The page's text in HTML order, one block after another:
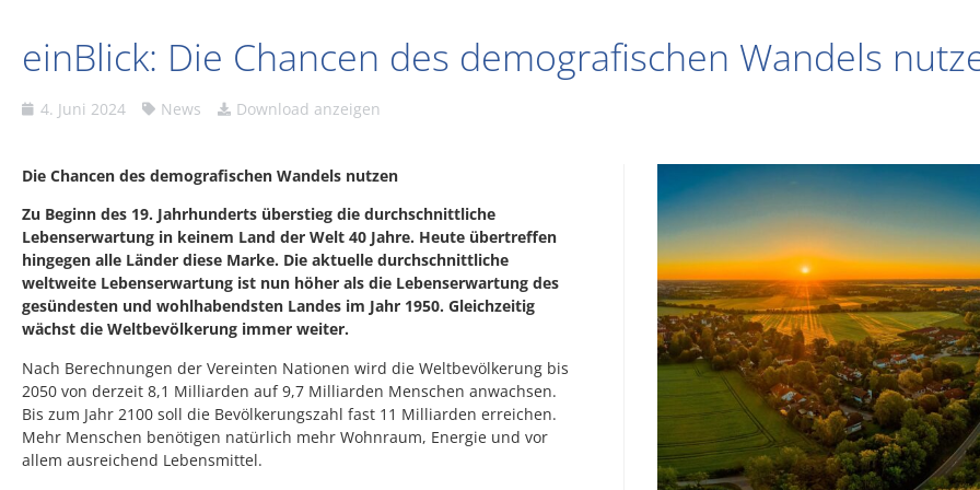
einBlick: Die Chancen des demografischen Wandels
4. Juni 2024 News Download anzeigen
Die Chancen des demografischen Wandels nutzen
Zu Beginn des 19. Jahrhunderts überstieg die durchschnittliche
Lebenserwartung in keinem Land der Welt 40 Jahre. Heute übertreffen
hingegen alle Länder diese Marke. Die aktuelle durchschnittliche
weltweite Lebenserwartung ist nun höher als die Lebenserwartung des
gesündesten und wohlhabendsten Landes im Jahr 1950. Gleichzeitig
wächst die Weltbevölkerung immer weiter.
Nach Berechnungen der Vereinten Nationen wird die Weltbevölkerung bis
2050 von derzeit 8,1 Milliarden auf 9,7 Milliarden Menschen anwachsen.
Bis zum Jahr 2100 soll die Bevölkerungszahl fast 11 Milliarden erreichen.
Mehr Menschen benötigen natürlich mehr Wohnraum, Energie und vor
allem ausreichend Lebensmittel.